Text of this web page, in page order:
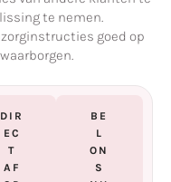
te nemen.
goed op
DIR
EC
T
AF
BE
L
ON
S